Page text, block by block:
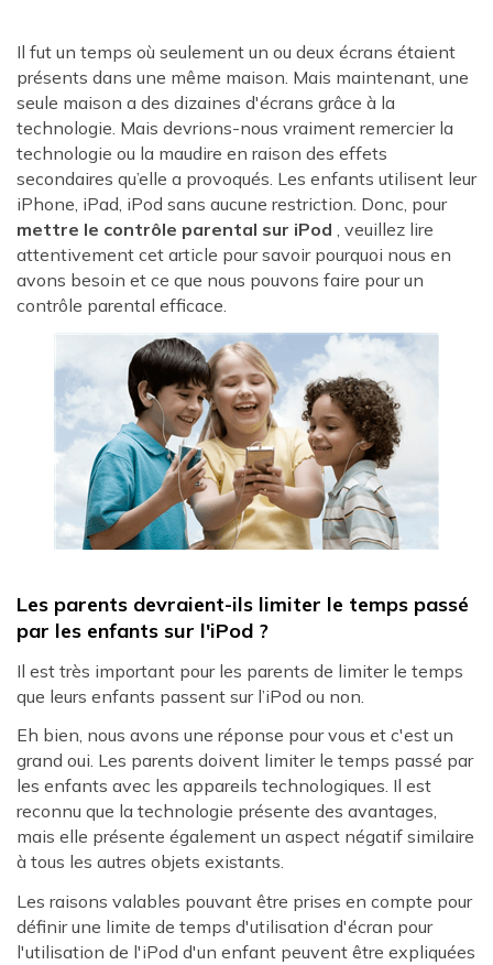
Il fut un temps où seulement un ou deux écrans étaient
présents dans une même maison. Mais maintenant, une
seule maison a des dizaines d'écrans grâce à la
technologie. Mais devrions-nous vraiment remercier la
technologie ou la maudire en raison des effets
secondaires qu’elle a provoqués. Les enfants utilisent leur
iPhone, iPad, iPod sans aucune restriction. Donc, pour
mettre le contrôle parental sur iPod , veuillez lire
attentivement cet article pour savoir pourquoi nous en
avons besoin et ce que nous pouvons faire pour un
contrôle parental efficace.
Les parents devraient-ils limiter le temps passé
par les enfants sur l'iPod ?
Il est très important pour les parents de limiter le temps
que leurs enfants passent sur l’iPod ou non.
Eh bien, nous avons une réponse pour vous et c'est un
grand oui. Les parents doivent limiter le temps passé par
les enfants avec les appareils technologiques. Il est
reconnu que la technologie présente des avantages,
mais elle présente également un aspect négatif similaire
à tous les autres objets existants.
Les raisons valables pouvant être prises en compte pour
définir une limite de temps d'utilisation d'écran pour
l'utilisation de l'iPod d'un enfant peuvent être expliquées